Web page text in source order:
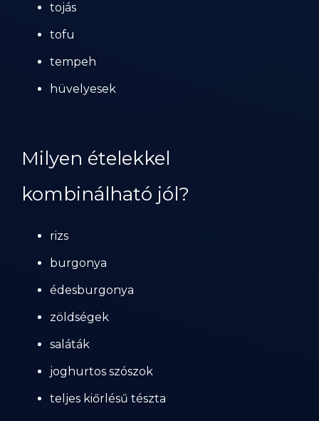
tojás
tofu
tempeh
hüvelyesek
Milyen ételekkel
kombinálható jól?
rizs
burgonya
édesburgonya
zöldségek
saláták
joghurtos szószok
teljes kiőrlésű tészta